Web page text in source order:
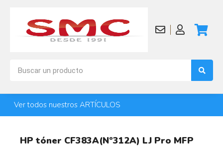
Ver todos nuestros ARTÍCULOS
HP tóner CF383A(Nº312A) LJ Pro MFP